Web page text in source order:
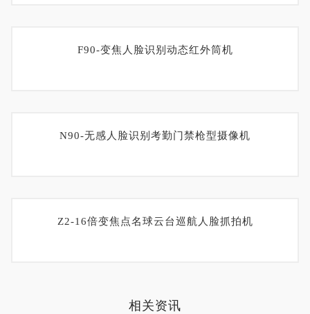
F90-变焦人脸识别动态红外筒机
N90-无感人脸识别考勤门禁枪型摄像机
Z2-16倍变焦点名球云台巡航人脸抓拍机
相关资讯